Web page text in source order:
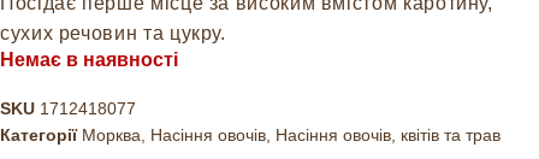
сухих речовин та цукру.
Немає в наявності
SKU 1712418077
Категорії Морква Насіння овочів Насіння овочів, квітів та трав